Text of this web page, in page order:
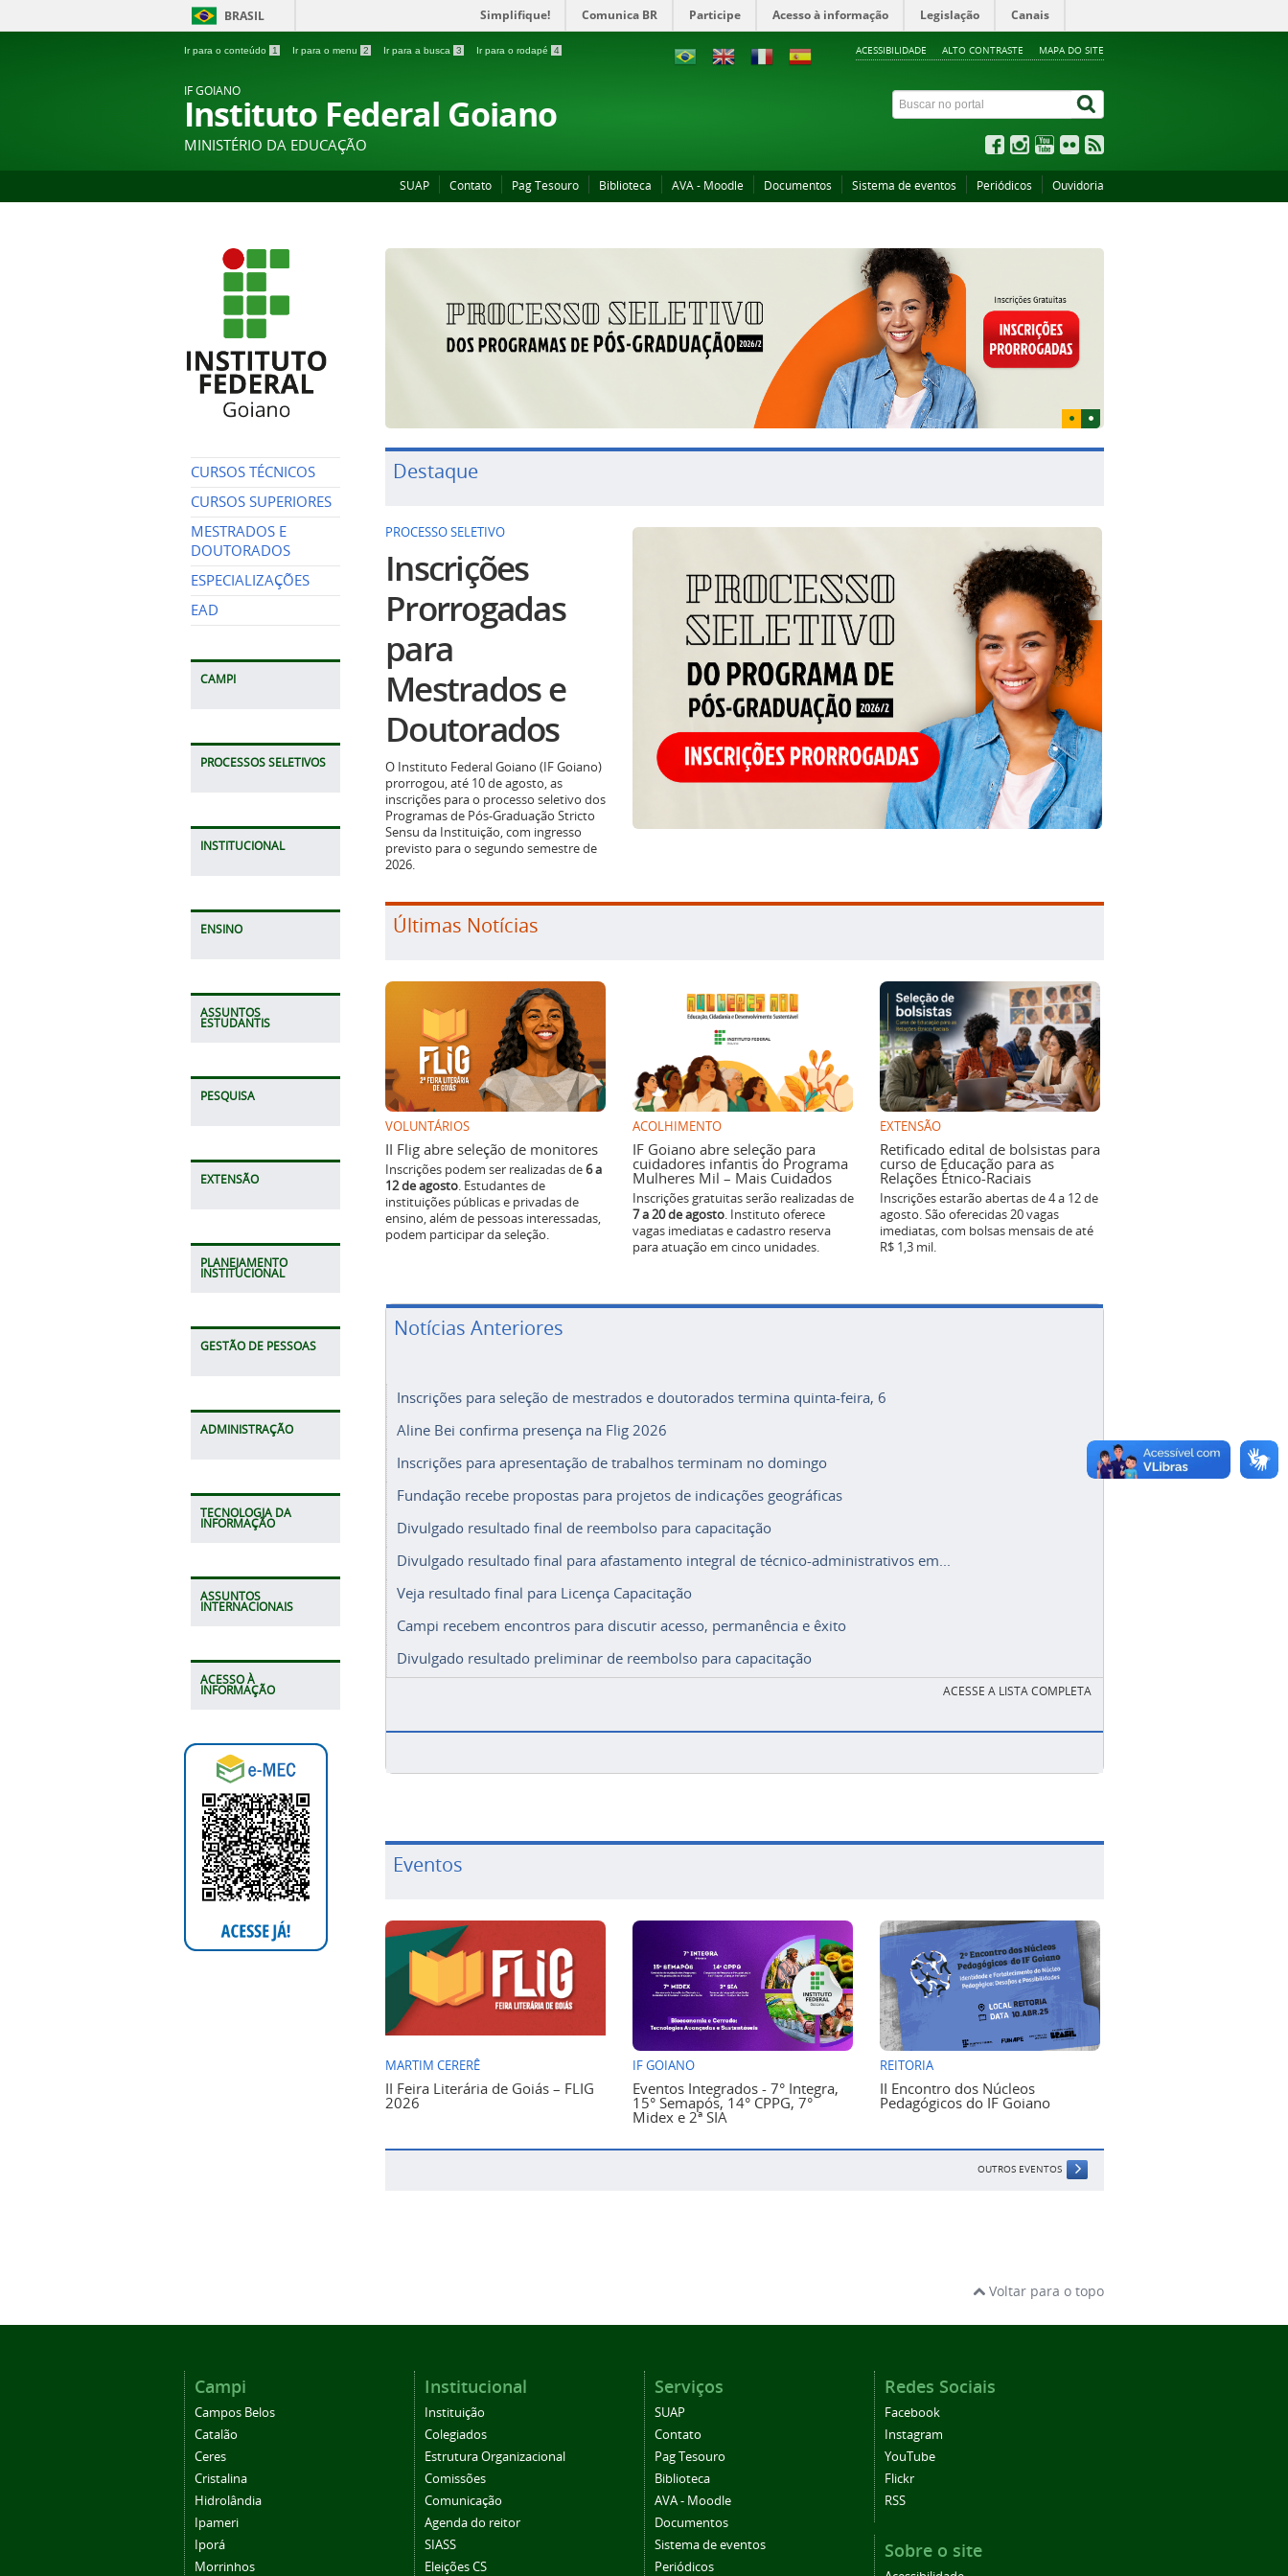
BRASIL Simplifique! Comunica BR Participe Acesso à informação Legislação Canais
Ir para o conteúdo 1 Ir para o menu 2 Ir para a busca 3 Ir para o rodapé 4 ACESSIBILIDADE ALTO CONTRASTE MAPA DO SITE
IF GOIANO
Instituto Federal Goiano
MINISTÉRIO DA EDUCAÇÃO
SUAP Contato Pag Tesouro Biblioteca AVA - Moodle Documentos Sistema de eventos Periódicos Ouvidoria
CURSOS TÉCNICOS
CURSOS SUPERIORES
MESTRADOS E
DOUTORADOS
ESPECIALIZAÇÕES
EAD
CAMPI
PROCESSOS SELETIVOS
INSTITUCIONAL
ENSINO
ASSUNTOS
ESTUDANTIS
PESQUISA
EXTENSÃO
PLANEJAMENTO
INSTITUCIONAL
GESTÃO DE PESSOAS
ADMINISTRAÇÃO
TECNOLOGIA DA
INFORMAÇÃO
ASSUNTOS
INTERNACIONAIS
ACESSO À
INFORMAÇÃO
Destaque
PROCESSO SELETIVO
Inscrições
Prorrogadas
para
Mestrados e
Doutorados
O Instituto Federal Goiano (IF Goiano)
prorrogou, até 10 de agosto, as
inscrições para o processo seletivo dos
Programas de Pós-Graduação Stricto
Sensu da Instituição, com ingresso
previsto para o segundo semestre de
2026.
Últimas Notícias
VOLUNTÁRIOS
II Flig abre seleção de monitores
Inscrições podem ser realizadas de6 a
12 de agosto. Estudantes de
instituições públicas e privadas de
ensino, além de pessoas interessadas,
podem participar da seleção.
ACOLHIMENTO
IF Goiano abre seleção para
cuidadores infantis do Programa
Mulheres Mil – Mais Cuidados
Inscrições gratuitas serão realizadas de
7 a 20 de agosto. Instituto oferece
vagas imediatas e cadastro reserva
para atuação em cinco unidades.
EXTENSÃO
Retificado edital de bolsistas para
curso de Educação para as
Relações Étnico-Raciais
Inscrições estarão abertas de 4 a 12 de
agosto. São oferecidas 20 vagas
imediatas, com bolsas mensais de até
R$ 1,3 mil.
Notícias Anteriores
Inscrições para seleção de mestrados e doutorados termina quinta-feira, 6
Aline Bei confirma presença na Flig 2026
Inscrições para apresentação de trabalhos terminam no domingo
Fundação recebe propostas para projetos de indicações geográficas
Divulgado resultado final de reembolso para capacitação
Divulgado resultado final para afastamento integral de técnico-administrativos em...
Veja resultado final para Licença Capacitação
Campi recebem encontros para discutir acesso, permanência e êxito
Divulgado resultado preliminar de reembolso para capacitação
ACESSE A LISTA COMPLETA
Eventos
MARTIM CERERÊ
II Feira Literária de Goiás – FLIG
2026
IF GOIANO
Eventos Integrados - 7° Integra,
15° Semapós, 14° CPPG, 7°
Midex e 2ª SIA
REITORIA
II Encontro dos Núcleos
Pedagógicos do IF Goiano
OUTROS EVENTOS
Voltar para o topo
Campi
Campos Belos
Catalão
Ceres
Cristalina
Hidrolândia
Ipameri
Iporá
Morrinhos
Institucional
Instituição
Colegiados
Estrutura Organizacional
Comissões
Comunicação
Agenda do reitor
SIASS
Eleições CS
Serviços
SUAP
Contato
Pag Tesouro
Biblioteca
AVA - Moodle
Documentos
Sistema de eventos
Periódicos
Redes Sociais
Facebook
Instagram
YouTube
Flickr
RSS
Sobre o site